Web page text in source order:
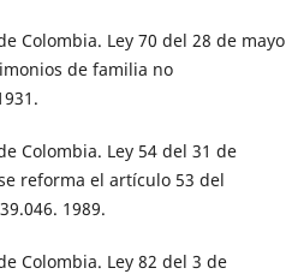
Colombia. Ley 70 del 28 de mayo
de familia no
Colombia. Ley 54 del 31 de
reforma el artículo 53 del
1989.
Colombia. Ley 82 del 3 de